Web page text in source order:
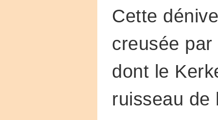
Cette
creusée
dont le
ruisseau de